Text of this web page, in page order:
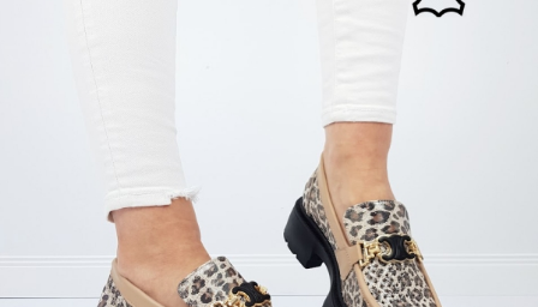
Плащане на 4 вноски. Заплащате 20% от стойността на
разпределя в 6 равни месечни вноски с оскъпяване. За
покупки на стойност до 2000 лв. / €1022.61
Ежедневни обувки с леопардов принт от естествена
кожа- Tobi 10298
Please select credit institution
Цена на продукта: €78.00
Extraction of information from credit institutions